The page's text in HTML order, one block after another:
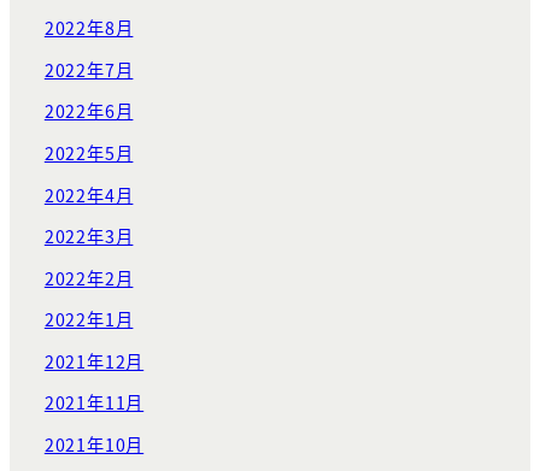
2022年8月
2022年7月
2022年6月
2022年5月
2022年4月
2022年3月
2022年2月
2022年1月
2021年12月
2021年11月
2021年10月